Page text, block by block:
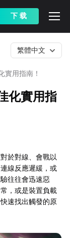
下 载
實用指南！
繁體中文
化實用指
於對線、會戰以
線反應遲緩，或
往往會迅速惡
，或是裝置負載
速找出觸發的原